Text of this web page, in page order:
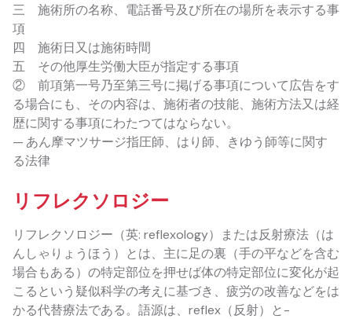
三 施術所の名称、電話番号及び所在の場所を表示する事
項
四 施術日又は施術時間
五 その他厚生労働大臣が指定する事項
② 前項第一号乃至第三号に掲げる事項について広告をす
る場合にも、その内容は、施術者の技能、施術方法又は経
歴に関する事項にわたつてはならない。
— あん摩マツサージ指圧師、はり師、きゆう師等に関す
る法律
リフレクソロジー
リフレクソロジー（英: reflexology）または反射療法（は
んしゃりょうほう）とは、主に足の裏（手の平などを含む
場合もある）の特定部位を押せば体の特定部位に変化が起
こるという疑似科学の考えに基づき、疲労の改善などをは
かる代替療法である。語源は、reflex（反射）と-